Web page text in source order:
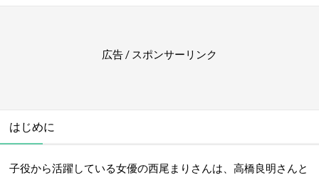
広告 / スポンサーリンク
はじめに
子役から活躍している女優の西尾まりさんは、高橋良明さんと